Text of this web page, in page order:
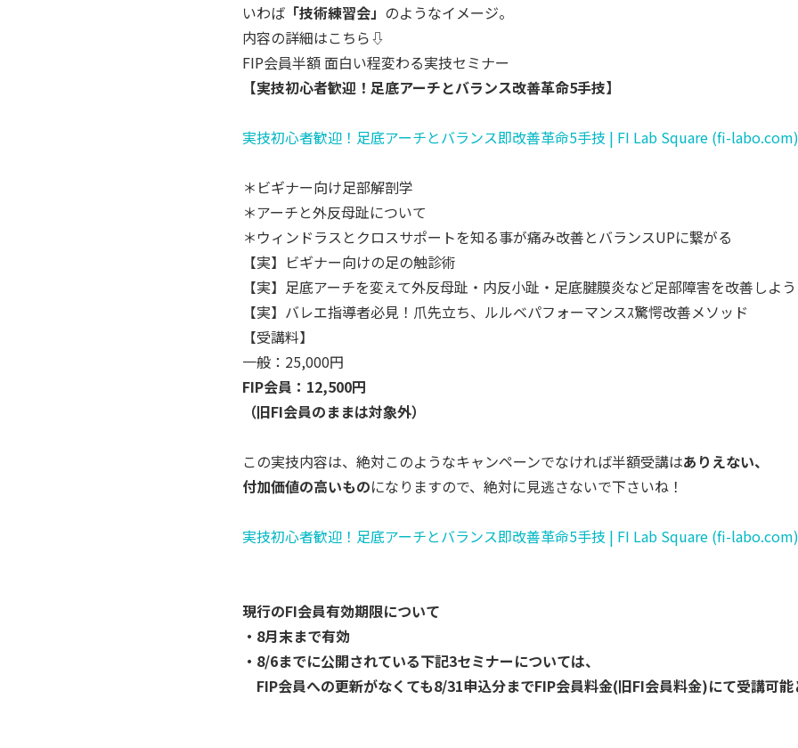
いわば 「技術練習会」 のようなイメージ。
内容の詳細はこちら⇩
FIP会員半額 面白い程変わる実技セミナー
【実技初心者歓迎！足底アーチとバランス改善革命5手技】
実技初心者歓迎！足底アーチとバランス即改善革命5手技 | FI Lab Square (fi-labo.com)
＊ビギナー向け足部解剖学
＊アーチと外反母趾について
＊ウィンドラスとクロスサポートを知る事が痛み改善とバランスUPに繋がる
【実】ビギナー向けの足の触診術
【実】足底アーチを変えて外反母趾・内反小趾・ 足底腱膜炎など足部障害を改善しよう
【実】バレエ指導者必見！爪先立ち、 ルルベパフォーマンスｽ驚愕改善メソッド
【受講料】
一般：25,000円
FIP会員：12,500円
（旧FI会員のままは対象外）
この実技内容は、 絶対このようなキャンペーンでなければ半額受講はありえない、
付加価値の高いものになりますので、 絶対に見逃さないで下さいね！
実技初心者歓迎！足底アーチとバランス即改善革命5手技 | FI Lab Square (fi-labo.com)
現行のFI会員有効期限について
・8月末まで有効
・8/6までに公開されている下記3セミナーについては、
FIP会員への更新がなくても8/31申込分までFIP会員料金(旧FI会員料金)にて受講可能